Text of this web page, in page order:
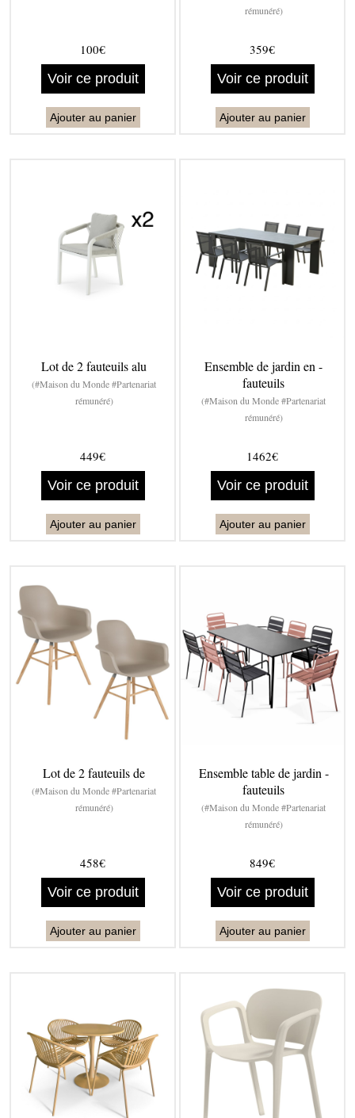
100€
Voir ce produit
Ajouter au panier
rémunéré)
359€
Voir ce produit
Ajouter au panier
Lot de 2 fauteuils alu
(#Maison du Monde #Partenariat
rémunéré)
449€
Voir ce produit
Ajouter au panier
Ensemble de jardin en -
fauteuils
(#Maison du Monde #Partenariat
rémunéré)
1462€
Voir ce produit
Ajouter au panier
Lot de 2 fauteuils de
(#Maison du Monde #Partenariat
rémunéré)
458€
Voir ce produit
Ajouter au panier
Ensemble table de jardin -
fauteuils
(#Maison du Monde #Partenariat
rémunéré)
849€
Voir ce produit
Ajouter au panier